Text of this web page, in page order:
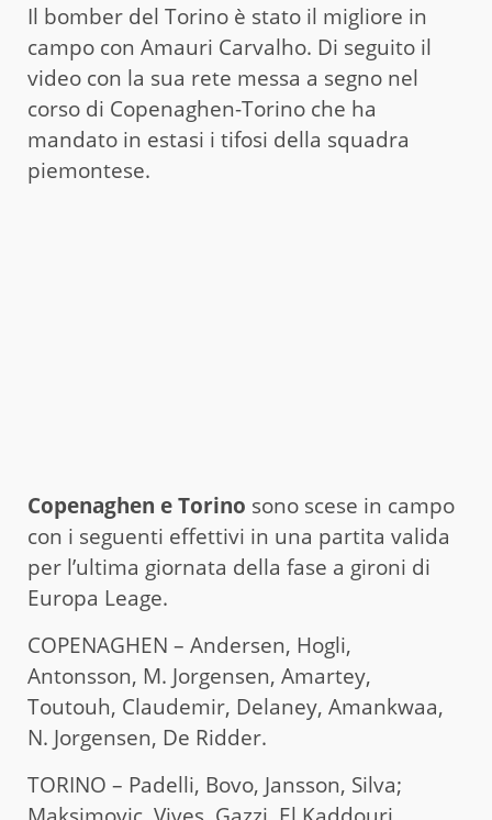
Il bomber del Torino è stato il migliore in
campo con Amauri Carvalho. Di seguito il
video con la sua rete messa a segno nel
corso di Copenaghen-Torino che ha
mandato in estasi i tifosi della squadra
piemontese.
Copenaghen e Torino sono scese in campo
con i seguenti effettivi in una partita valida
per l’ultima giornata della fase a gironi di
Europa Leage.
COPENAGHEN – Andersen, Hogli,
Antonsson, M. Jorgensen, Amartey,
Toutouh, Claudemir, Delaney, Amankwaa,
N. Jorgensen, De Ridder.
TORINO – Padelli, Bovo, Jansson, Silva;